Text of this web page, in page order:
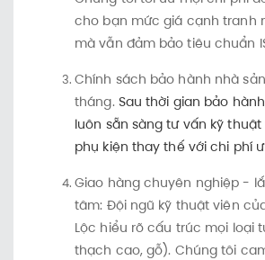
cho bạn mức giá cạnh tranh
mà vẫn đảm bảo tiêu chuẩn
Chính sách bảo hành nhà sản
tháng. Sau thời gian bảo
luôn sẵn sàng tư vấn kỹ
phụ kiện thay thế với chi phí
Giao hàng chuyên nghiệp -
tâm: Đội ngũ kỹ thuật viên
Lộc hiểu rõ cấu trúc mọi loại
thạch cao, gỗ). Chúng tôi